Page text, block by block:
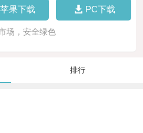
苹果下载 PC下载
场，安全绿色
排行